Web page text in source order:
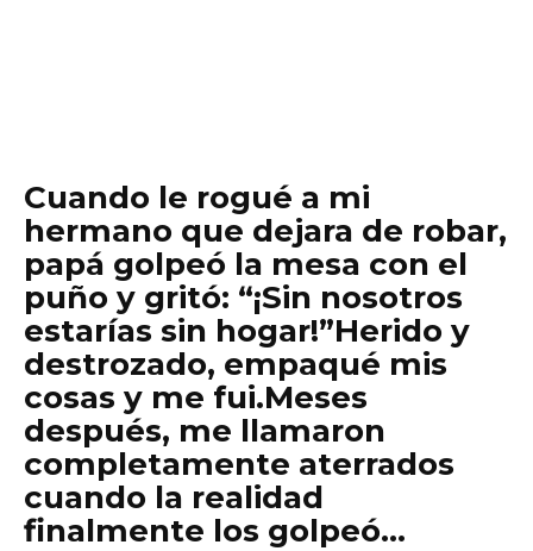
Cuando le rogué a mi
hermano que dejara de robar,
papá golpeó la mesa con el
puño y gritó: “¡Sin nosotros
estarías sin hogar!”Herido y
destrozado, empaqué mis
cosas y me fui.Meses
después, me llamaron
completamente aterrados
cuando la realidad
finalmente los golpeó…